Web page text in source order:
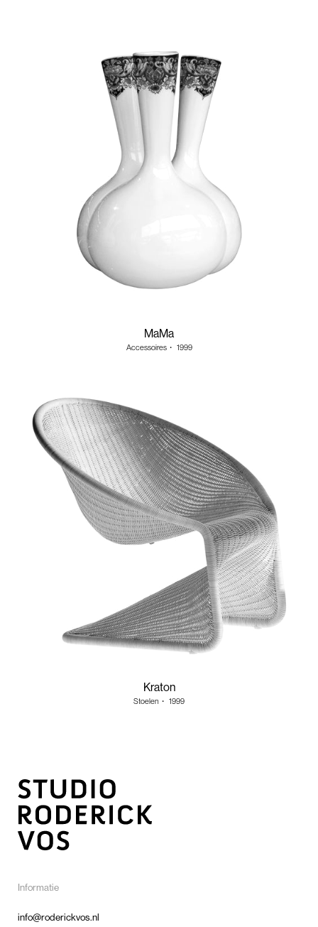
MaMa
Accessoires・ 1999
Kraton
Stoelen ・ 1999
Informatie
info@roderickvos.nl